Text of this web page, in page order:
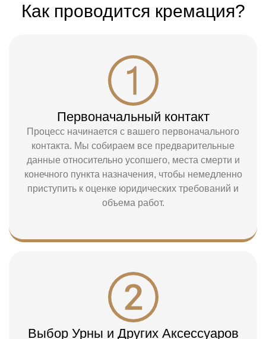
Как проводится кремация?
Первоначальный контакт
Процесс начинается с вашего первоначального
контакта. Мы собираем все предварительные
данные относительно усопшего, места смерти и
конечного пункта назначения, чтобы немедленно
приступить к оценке юридических требований и
объема работ.
Выбор Урны и Других Аксессуаров